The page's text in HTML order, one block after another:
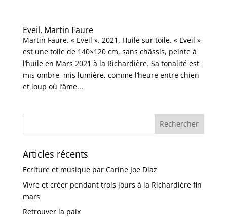
Eveil, Martin Faure
Martin Faure. « Eveil ». 2021. Huile sur toile. « Eveil »
est une toile de 140×120 cm, sans châssis, peinte à
l’huile en Mars 2021 à la Richardière. Sa tonalité est
mis ombre, mis lumière, comme l’heure entre chien
et loup où l’âme...
Articles récents
Ecriture et musique par Carine Joe Diaz
Vivre et créer pendant trois jours à la Richardière fin
mars
Retrouver la paix